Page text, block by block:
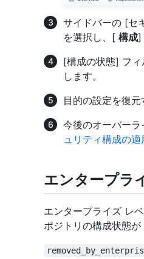
サイドバーの [セ
を選択し、[ 構成]
[構成の状態] フ
します。
目的の設定を復
今後のオーバー
ュリティ構成の適
エンタープラ
エンタープライズ レ
ポジトリの構成状態が